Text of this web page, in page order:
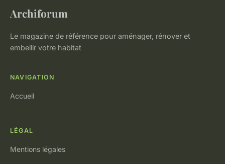
Archiforum
Le magazine de référence pour aménager, rénover et
embellir votre habitat
NAVIGATION
Accueil
LÉGAL
Mentions légales